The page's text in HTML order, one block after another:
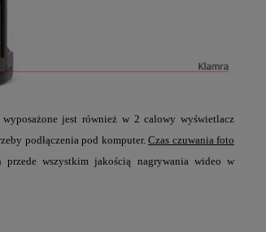
jest również w 2 calowy wyświetlacz
podłączenia pod komputer.Czas czuwania foto
wszystkim jakością nagrywania wideo w